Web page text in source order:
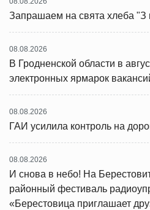
Запрашаем на свята хлеба "З
08.08.2026
В Гродненской области в
электронных ярмарок
08.08.2026
ГАИ усилила контроль на
08.08.2026
И снова в небо! На
районный фестиваль
«Берестовица приглашает